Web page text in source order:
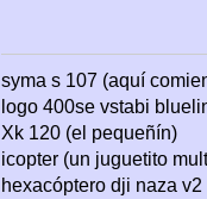
syma s 107 (aquí
logo 400se vstabi
Xk 120 (el pequeñín)
icopter (un juguetito
hexacóptero dji naza